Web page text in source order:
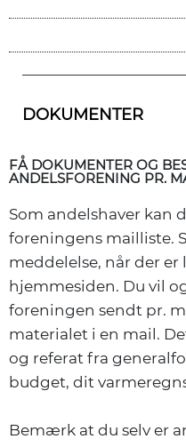
DOKUMENTER
FÅ DOKUMENTER OG
ANDELSFORENING PR.
Som andelshaver kan
foreningens mailliste.
meddelelse, når der er
hjemmesiden. Du vil
foreningen sendt pr.
materialet i en mail.
og referat fra
budget, dit
Bemærk at du selv er